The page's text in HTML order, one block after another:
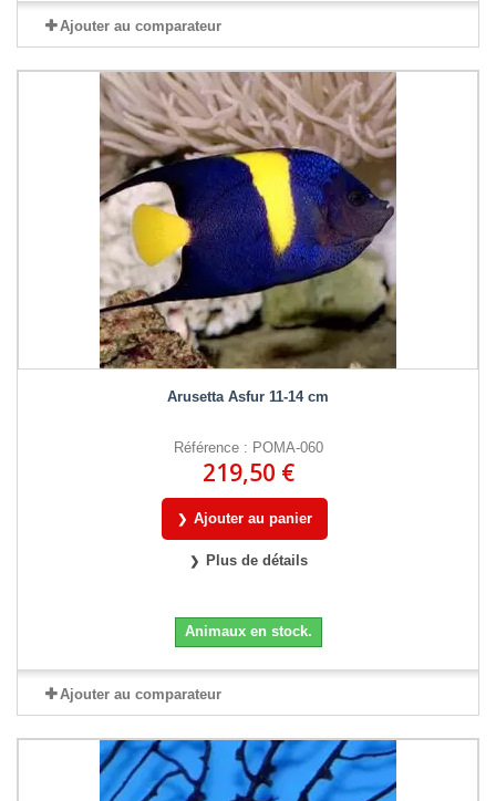
Ajouter au comparateur
Arusetta Asfur 11-14 cm
Référence : POMA-060
219,50 €
Ajouter au panier
Plus de détails
Animaux en stock.
Ajouter au comparateur